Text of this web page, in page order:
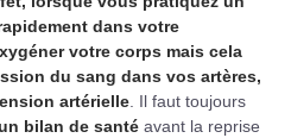
dans votre
votre corps mais cela
du sang dans vos artères,
artérielle . Il faut toujours
bilan de santé avant la reprise